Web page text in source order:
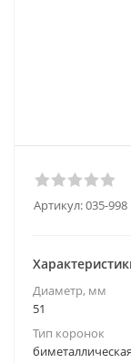
Артикул:035-998
Диаметр, мм
51
Тип коронок
биметаллическая